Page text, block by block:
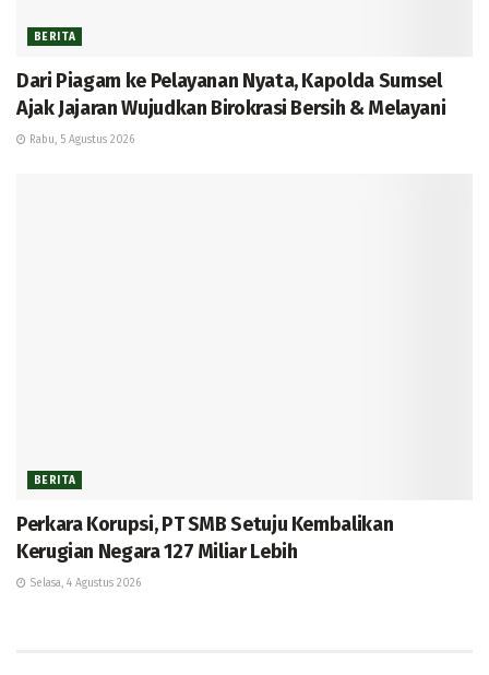
BERITA
Dari Piagam ke Pelayanan Nyata, Kapolda Sumsel
Ajak Jajaran Wujudkan Birokrasi Bersih & Melayani
Rabu, 5 Agustus 2026
BERITA
Perkara Korupsi, PT SMB Setuju Kembalikan
Kerugian Negara 127 Miliar Lebih
Selasa, 4 Agustus 2026